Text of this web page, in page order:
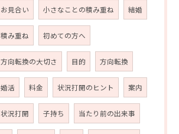
お見合い 小さなことの積み重ね 結婚
積み重ね 初めての方へ
方向転換の大切さ 目的 方向転換
婚活 料金 状況打開のヒント 案内
状況打開 子持ち 当たり前の出来事